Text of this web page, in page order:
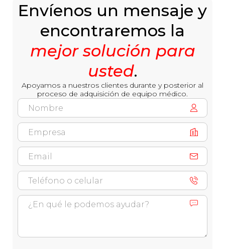
Envíenos un mensaje y
encontraremos la
mejor solución para
usted.
Apoyamos a nuestros clientes durante y posterior al
proceso de adquisición de equipo médico.